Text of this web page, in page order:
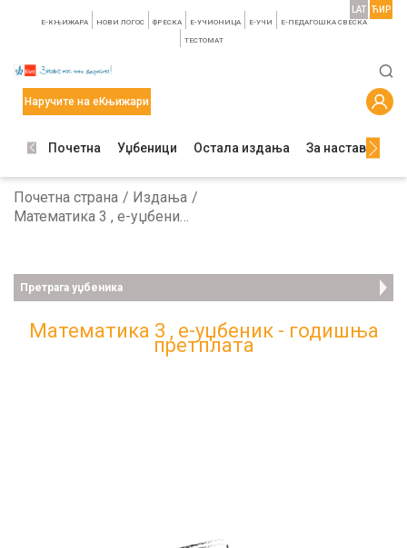
E-КЊИЖАРА НОВИ ЛОГОС ФРЕСКА E-УЧИОНИЦА E-УЧИ Е-ПЕДАГОШКА СВЕСКА
TЕСТОМАТ
LAT ЋИР
Наручите на еКњижари
Почетна Уџбеници Остала издања За наставнике
Почетна страна
Издања
Математика 3 , е-уџбеник - годишња претплата
Претрага уџбеника
Математика 3 , е-уџбеник - годишња
претплата